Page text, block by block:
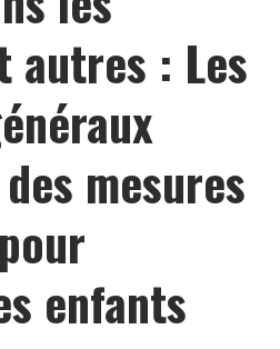
autres : Les
mesures
enfants